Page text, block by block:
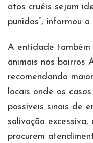
atos cruéis sejam
punidos”, informou
A entidade
animais nos bairros
recomendando
locais onde os
possíveis sinais de
salivação
procurem